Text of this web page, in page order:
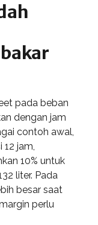
pada beban
dengan jam
contoh awal,
jam,
10% untuk
liter. Pada
besar saat
perlu